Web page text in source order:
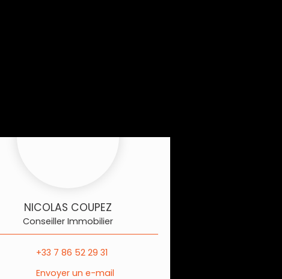
NICOLAS COUPEZ
Conseiller Immobilier
+33 7 86 52 29 31
Envoyer un e-mail